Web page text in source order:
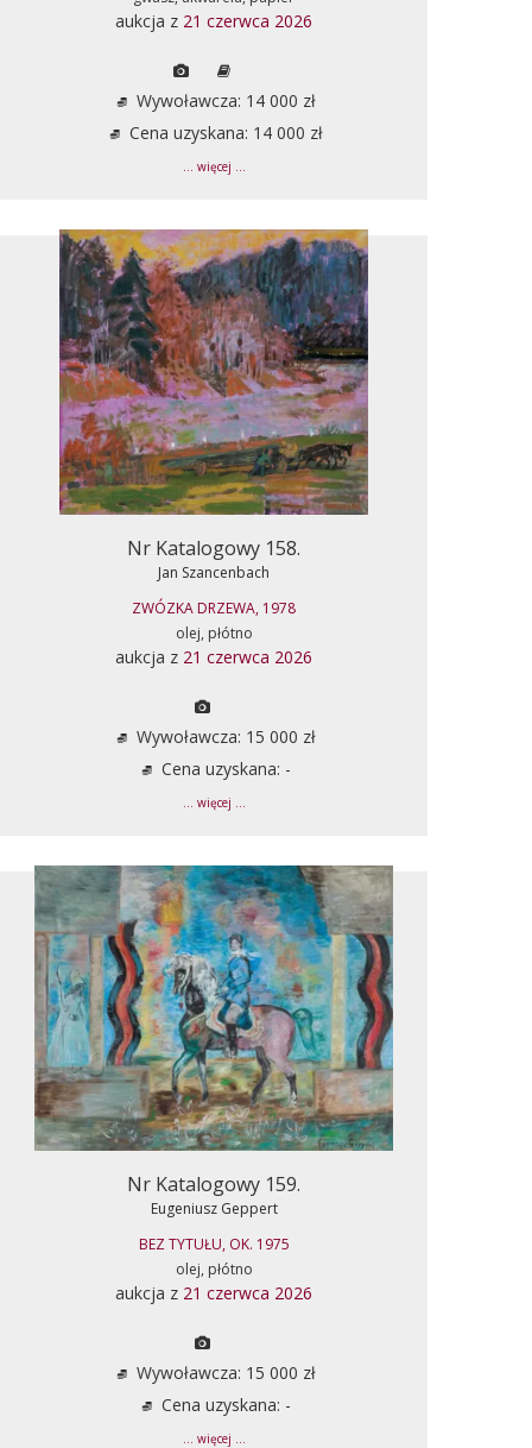
aukcja z 21 czerwca 2026
Wywoławcza: 14 000 zł
Cena uzyskana: 14 000 zł
... więcej ...
Nr Katalogowy 158.
Jan Szancenbach
ZWÓZKA DRZEWA, 1978
olej, płótno
aukcja z 21 czerwca 2026
Wywoławcza: 15 000 zł
Cena uzyskana: -
... więcej ...
Nr Katalogowy 159.
Eugeniusz Geppert
BEZ TYTUŁU, OK. 1975
olej, płótno
aukcja z 21 czerwca 2026
Wywoławcza: 15 000 zł
Cena uzyskana: -
... więcej ...